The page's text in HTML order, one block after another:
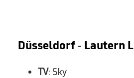
Düsseldorf - Lautern
TV: Sky